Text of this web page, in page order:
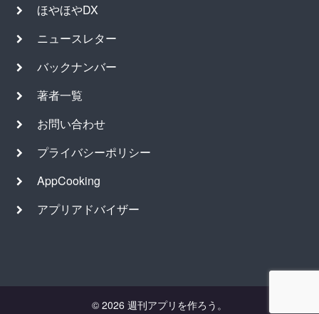
ほやほやDX
ニュースレター
バックナンバー
著者一覧
お問い合わせ
プライバシーポリシー
AppCooking
アプリアドバイザー
© 2026 週刊アプリを作ろう。